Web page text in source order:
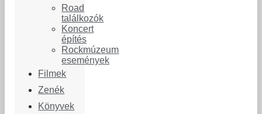
Road
találkozók
Koncert
építés
Rockmúzeum
események
Filmek
Zenék
Könyvek